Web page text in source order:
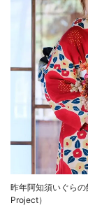
昨年阿知須いぐら
Project）